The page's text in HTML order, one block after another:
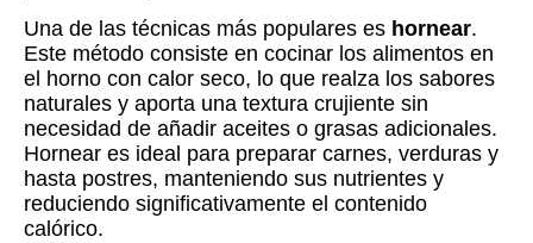
Una de las técnicas más populares es hornear.
Este método consiste en cocinar los alimentos en
el horno con calor seco, lo que realza los sabores
naturales y aporta una textura crujiente sin
necesidad de añadir aceites o grasas adicionales.
Hornear es ideal para preparar carnes, verduras y
hasta postres, manteniendo sus nutrientes y
reduciendo significativamente el contenido
calórico.